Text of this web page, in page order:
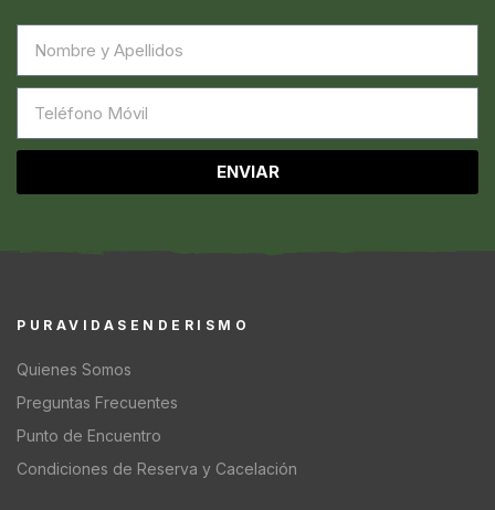
ENVIAR
PURAVIDASENDERISMO
Quienes Somos
Preguntas Frecuentes
Punto de Encuentro
Condiciones de Reserva y Cacelación